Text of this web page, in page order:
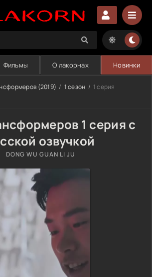
Фильмы О лакорнах Новинки
(2019) 1 сезон 1 серия
1 серия с
озвучкой
DONG WU GUAN LI JU